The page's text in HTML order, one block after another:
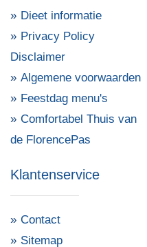
Dieet informatie
Privacy Policy
Disclaimer
Algemene voorwaarden
Feestdag menu's
Comfortabel Thuis van
de FlorencePas
Klantenservice
Contact
Sitemap